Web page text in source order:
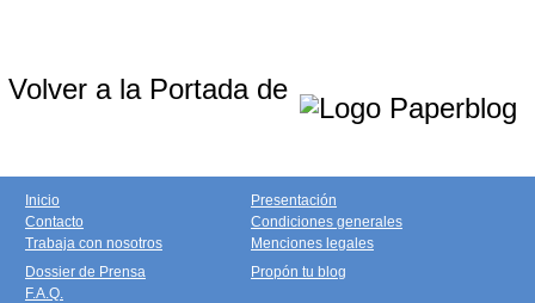
Volver a la Portada de
Inicio
Contacto
Trabaja con nosotros
Presentación
Condiciones generales
Menciones legales
Dossier de Prensa
F.A.Q.
Propón tu blog